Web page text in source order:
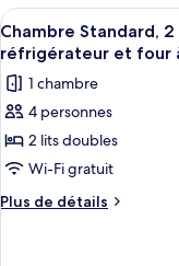
micro-
ondes
très
grand
lit,
fumeurs,
réfrigérateur
et
four
à
type
de
chambre
Chambre
Standard,
grand
lit,
réfrigérateur
Afficher
toutes
les
photos
pour
ce
type
de
6
Chambre Standard,
réfrigérateur et four
1 chambre
4 personnes
2 lits doubles
Wi-Fi gratuit
Plus de détails
Plus